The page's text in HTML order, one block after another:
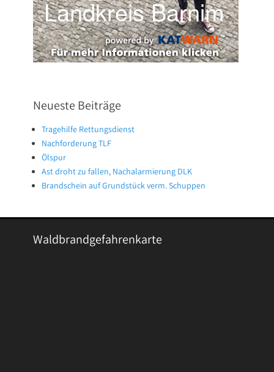
Neueste Beiträge
Tragehilfe Rettungsdienst
Nachforderung TLF
Ölspur
Ast droht zu fallen, Nachalarmierung DLK
Brandschein auf Grundstück verm. Schuppen
Waldbrandgefahrenkarte